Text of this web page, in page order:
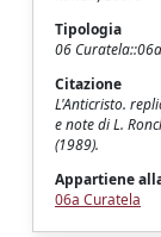
Tipologia
06
Citazione
L'Anticristo.
e note di L.
(1989).
Appartiene
06a Curatela